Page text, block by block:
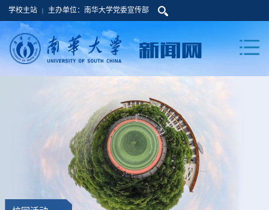
学校主站 | 主办单位：南华大学党委宣传部